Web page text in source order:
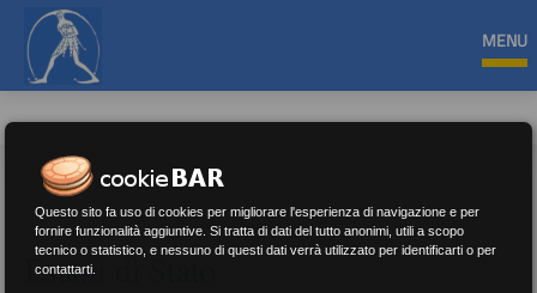
MENU
Esami di Stato
Questo sito fa uso di cookies per migliorare l'esperienza di navigazione e per
fornire funzionalità aggiuntive. Si tratta di dati del tutto anonimi, utili a scopo
tecnico o statistico, e nessuno di questi dati verrà utilizzato per identificarti o per
contattarti.